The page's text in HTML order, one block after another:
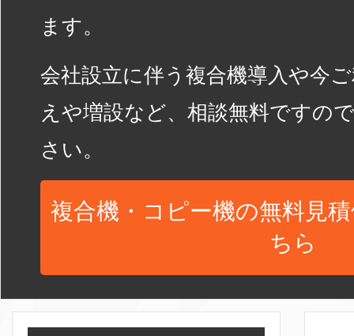
ます。
会社設立に伴う複合機導入や今
えや増設など、相談無料ですの
さい。
複合機・コピー機の無料見
ちら